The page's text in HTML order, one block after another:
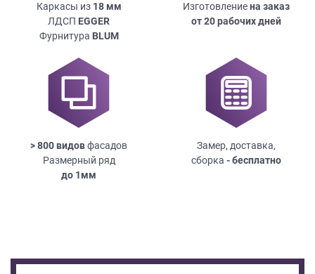
Каркасы из 18мм
ЛДСП EGGER
Фурнитура BLUM
Изготовлениена заказ
от 20 рабочих дней
> 800 видовфасадов
Размерный ряд
до 1мм
Замер, доставка,
сборка - бесплатно